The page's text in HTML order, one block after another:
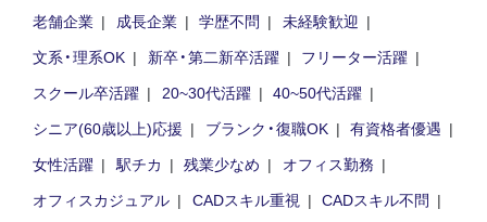
老舗企業
成長企業 学歴不問
未経験歓迎
文系・理系OK
新卒・第二新卒活躍
フリーター活躍
スクール卒活躍
20~30代活躍
40~50代活躍
シニア(60歳以上)応援
ブランク・復職OK
有資格者優遇
女性活躍
駅チカ 残業少なめ
オフィス勤務
オフィスカジュアル
CADスキル重視
CADスキル不問